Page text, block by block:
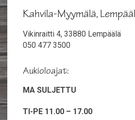
Kahvila-Myymälä,
Vikinraitti 4​, 33880 Lempäälä
050 477 3500
Aukioloajat:
MA SULJETTU
TI-PE 11.00 – 17.00